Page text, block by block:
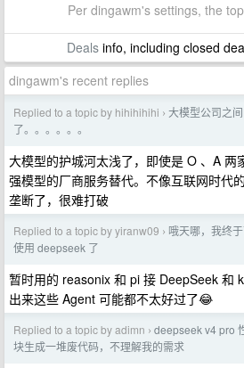
Per dingawm's settings, the
Dealsinfo, including closed
dingawm's recent replies
Replied to a topic by hihihihihi › 大模型公司之
了。。。。。。
大模型的护城河太浅了，即使是 O 、A 两
强模型的厂商服务替代。不像互联网时代
垄断了，很难打破
Replied to a topic by yiranw09 › 哦天哪，我终
使用 deepseek 了
暂时用的 reasonix 和 pi 接 DeepSeek 和
出来这些 Agent 可能都不太好过了😂
Replied to a topic by adimn › deepseek v4 pro
块生成一堆废代码，不理解我的需求